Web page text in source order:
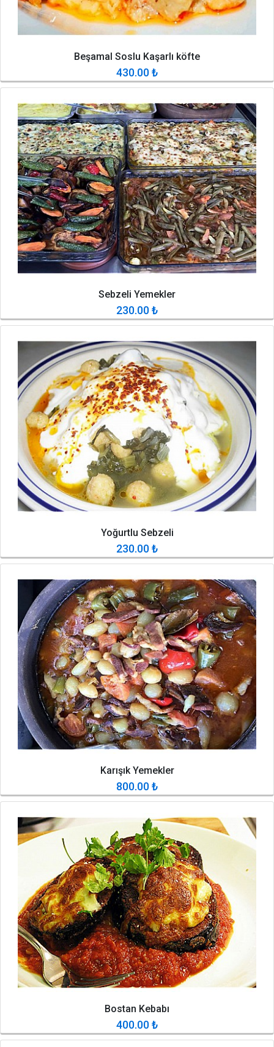
Beşamal Soslu Kaşarlı köfte
430.00₺
Sebzeli Yemekler
230.00₺
Yoğurtlu Sebzeli
230.00₺
Karışık Yemekler
800.00₺
Bostan Kebabı
400.00₺